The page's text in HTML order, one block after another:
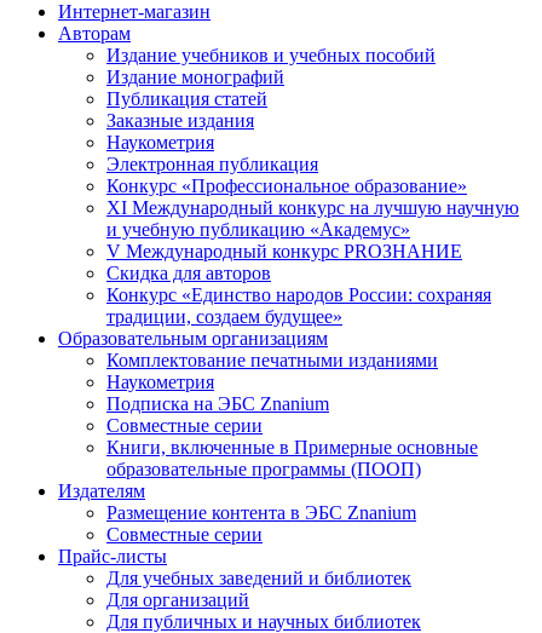
Интернет-магазин
Авторам
Издание учебников и учебных пособий
Издание монографий
Публикация статей
Заказные издания
Наукометрия
Электронная публикация
Конкурс «Профессиональное образование»
XI Международный конкурс на лучшую научную
и учебную публикацию «Академус»
V Международный конкурс PROЗНАНИЕ
Скидка для авторов
Конкурс «Единство народов России: сохраняя
традиции, создаем будущее»
Образовательным организациям
Комплектование печатными изданиями
Наукометрия
Подписка на ЭБС Znanium
Совместные серии
Книги, включенные в Примерные основные
образовательные программы (ПООП)
Издателям
Размещение контента в ЭБС Znanium
Совместные серии
Прайс-листы
Для учебных заведений и библиотек
Для организаций
Для публичных и научных библиотек